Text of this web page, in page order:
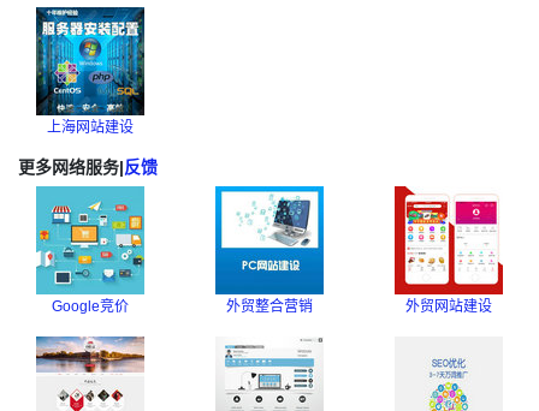
上海网站建设
更多网络服务|反馈
Google竞价 外贸整合营销 外贸网站建设